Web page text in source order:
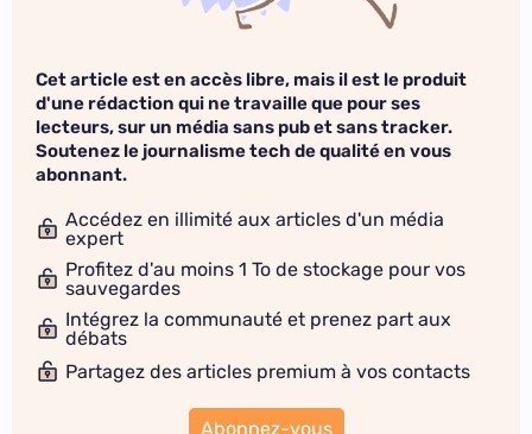
Cet article est en accès libre, mais il est le produit
d'une rédaction qui ne travaille que pour ses
lecteurs, sur un média sans pub et sans tracker.
Soutenez le journalisme tech de qualité en vous
abonnant.
Accédez en illimité aux articles d'un média
expert
Profitez d'au moins 1 To de stockage pour vos
sauvegardes
Intégrez la communauté et prenez part aux
débats
Partagez des articles premium à vos contacts
Abonnez-vous